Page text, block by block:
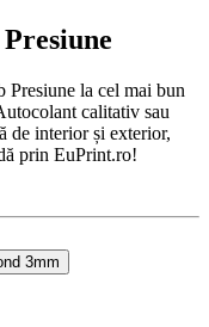
Presiune la cel mai bun
calitativ sau
de interior și exterior,
prin EuPrint.ro!
3mm